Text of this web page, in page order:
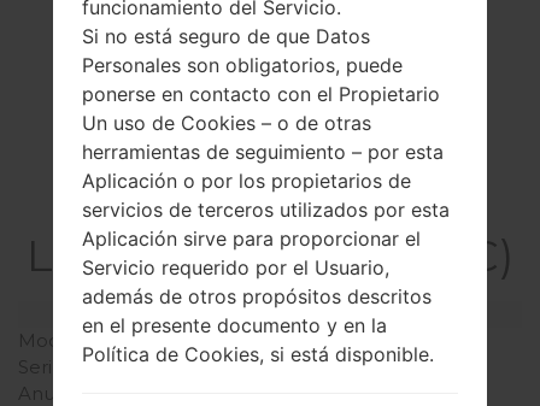
La especificación
LGKC550C(LGKC550C)
Modelo y sus características
Modelo
LGKC550C
Serie
LG Others
Anunciado
funcionamiento del Servicio.
Si no está seguro de que Datos
Personales son obligatorios, puede
ponerse en contacto con el Propietario
Un uso de Cookies – o de otras
herramientas de seguimiento – por esta
Aplicación o por los propietarios de
servicios de terceros utilizados por esta
Aplicación sirve para proporcionar el
Servicio requerido por el Usuario,
además de otros propósitos descritos
en el presente documento y en la
Política de Cookies, si está disponible.